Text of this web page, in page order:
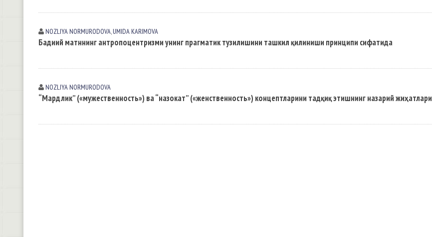
NOZLIYA NORMURODOVА,UMIDA KАRIMOVА
Бадиий матннинг антропоцентризми унинг прагматик тузилишини ташкил қилиниши принципи сифатида
NOZLIYA NORMURODOVА
“Мардлик” («мужественность») ва “назокат” («женственность») концептларини тадқиқ этишнинг назарий жиҳатлари